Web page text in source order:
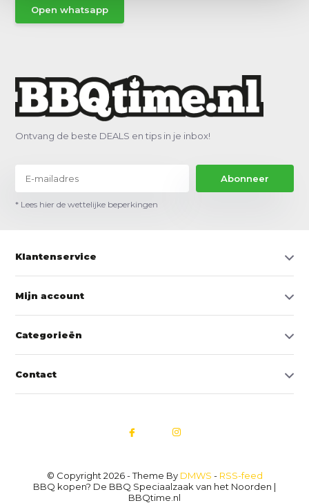
Open whatsapp
Ontvang de beste DEALS en tips in je inbox!
Abonneer
* Lees hier de wettelijke beperkingen
Klantenservice
Mijn account
Categorieën
Contact
© Copyright 2026 - Theme By DMWS - RSS-feed
BBQ kopen? De BBQ Speciaalzaak van het Noorden |
BBQtime.nl